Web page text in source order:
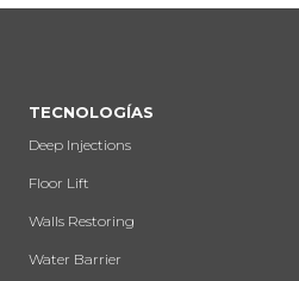
TECNOLOGÍAS
Deep Injections
Floor Lift
Walls Restoring
Water Barrier